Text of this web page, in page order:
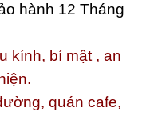
hành 12 Tháng
kính, bí mật , an
quán cafe,